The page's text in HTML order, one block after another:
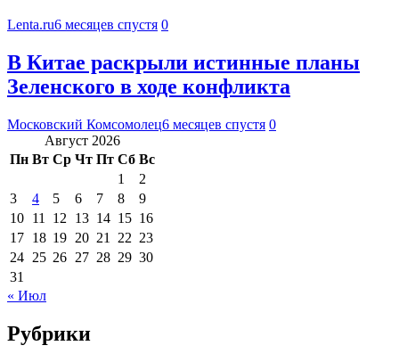
Lenta.ru6 месяцев спустя 0
В Китае раскрыли истинные планы
Зеленского в ходе конфликта
Московский Комсомолец6 месяцев спустя 0
Август 2026
Пн Вт Ср Чт Пт Сб Вс
1
2
3
4 5 6 7 8
9
10 11 12 13 14 15 16
17 18 19 20 21 22 23
24 25 26 27 28 29 30
31
« Июл
Рубрики